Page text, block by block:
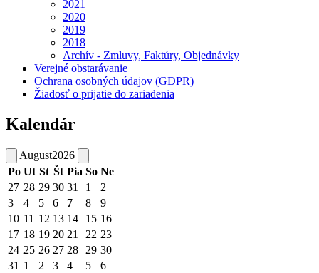
2021
2020
2019
2018
Archív - Zmluvy, Faktúry, Objednávky
Verejné obstarávanie
Ochrana osobných údajov (GDPR)
Žiadosť o prijatie do zariadenia
Kalendár
August2026
Po Ut St Št Pia So Ne
27 28 29 30 31 1
2
3
4 5 6 7 8
9
10 11 12 13 14 15 16
17 18 19 20 21 22 23
24 25 26 27 28 29 30
31 1 2 3 4 5 6